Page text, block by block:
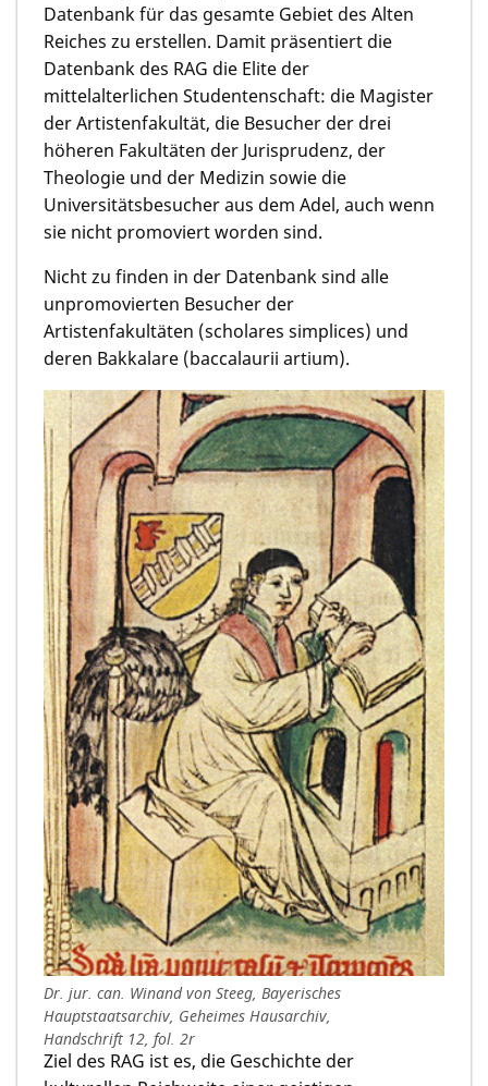
Datenbank für das gesamte Gebiet des Alten
Reiches zu erstellen. Damit präsentiert die
Datenbank des RAG die Elite der
mittelalterlichen Studentenschaft: die Magister
der Artistenfakultät, die Besucher der drei
höheren Fakultäten der Jurisprudenz, der
Theologie und der Medizin sowie die
Universitätsbesucher aus dem Adel, auch wenn
sie nicht promoviert worden sind.
Nicht zu finden in der Datenbank sind alle
unpromovierten Besucher der
Artistenfakultäten (scholares simplices) und
deren Bakkalare (baccalaurii artium).
Dr. jur. can. Winand von Steeg, Bayerisches
Hauptstaatsarchiv, Geheimes Hausarchiv,
Handschrift 12, fol. 2r
Ziel des RAG ist es, die Geschichte der